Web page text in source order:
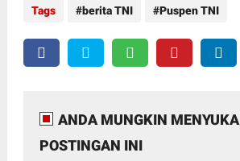
Tags berita TNI Puspen TNI
ANDA MUNGKIN
POSTINGAN INI